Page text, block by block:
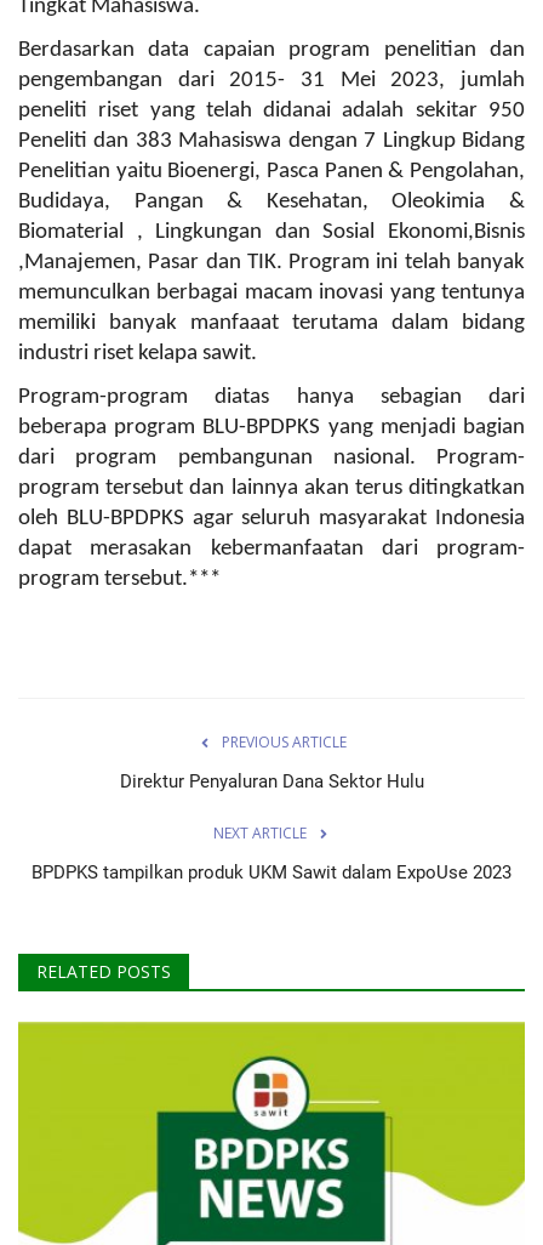
Tingkat Mahasiswa.
Berdasarkan data capaian program penelitian dan
pengembangan dari 2015- 31 Mei 2023, jumlah
peneliti riset yang telah didanai adalah sekitar 950
Peneliti dan 383 Mahasiswa dengan 7 Lingkup Bidang
Penelitian yaitu Bioenergi, Pasca Panen & Pengolahan,
Budidaya, Pangan & Kesehatan, Oleokimia &
Biomaterial , Lingkungan dan Sosial Ekonomi,Bisnis
,Manajemen, Pasar dan TIK. Program ini telah banyak
memunculkan berbagai macam inovasi yang tentunya
memiliki banyak manfaaat terutama dalam bidang
industri riset kelapa sawit.
Program-program diatas hanya sebagian dari
beberapa program BLU-BPDPKS yang menjadi bagian
dari program pembangunan nasional. Program-
program tersebut dan lainnya akan terus ditingkatkan
oleh BLU-BPDPKS agar seluruh masyarakat Indonesia
dapat merasakan kebermanfaatan dari program-
program tersebut.***
PREVIOUS ARTICLE
Direktur Penyaluran Dana Sektor Hulu
NEXT ARTICLE
BPDPKS tampilkan produk UKM Sawit dalam ExpoUse 2023
RELATED POSTS